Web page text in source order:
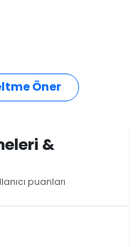
Öner
&
puanları